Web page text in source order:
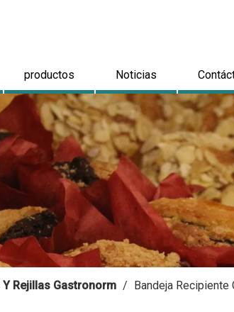
productos Noticias
Rejillas Gastronorm / Bandeja